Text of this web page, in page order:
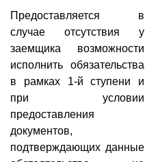
Предоставляется в
случае отсутствия у
заемщика возможности
исполнить обязательства
в рамках 1-й ступени и
при условии
предоставления
документов,
подтверждающих данные